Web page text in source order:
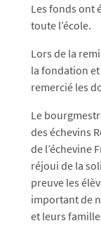
Les fonds ont
toute l’école.
Lors de la
la fondation
remercié les
Le
des échevins
de l’échevine
réjoui de la
preuve les
important de
et leurs